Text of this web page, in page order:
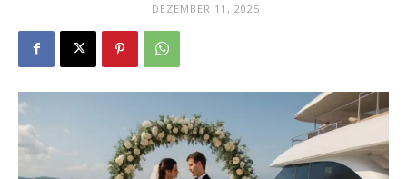
Portal
DEZEMBER 11, 2025